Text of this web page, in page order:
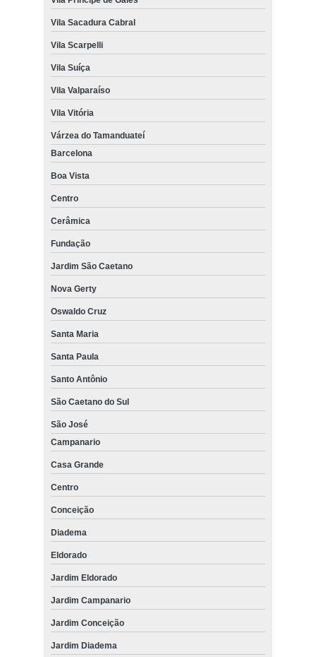
Vila Sacadura Cabral
Vila Scarpelli
Vila Suíça
Vila Valparaíso
Vila Vitória
Várzea do Tamanduateí
Barcelona
Boa Vista
Centro
Cerâmica
Fundação
Jardim São Caetano
Nova Gerty
Oswaldo Cruz
Santa Maria
Santa Paula
Santo Antônio
São Caetano do Sul
São José
Campanario
Casa Grande
Centro
Conceição
Diadema
Eldorado
Jardim Eldorado
Jardim Campanario
Jardim Conceição
Jardim Diadema